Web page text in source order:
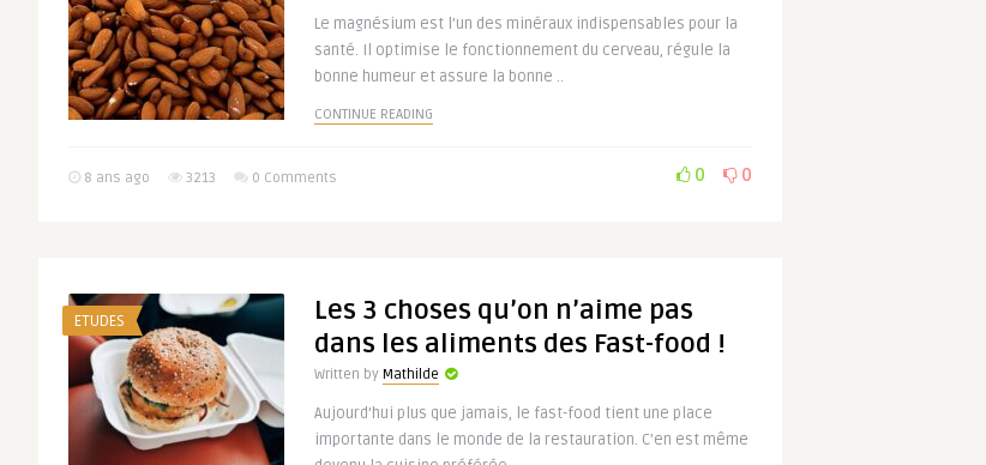
Le magnésium est l’un des minéraux indispensables pour la
santé. Il optimise le fonctionnement du cerveau, régule la
bonne humeur et assure la bonne ..
CONTINUE READING
8 ans ago 3213 0 Comments 0 0
ETUDES
Les 3 choses qu’on n’aime pas
dans les aliments des Fast-food !
Written by Mathilde
Aujourd’hui plus que jamais, le fast-food tient une place
importante dans le monde de la restauration. C’en est même